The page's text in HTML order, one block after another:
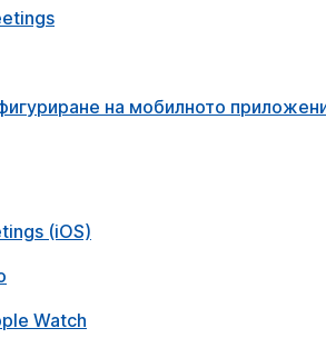
на мобилното
(iOS)
Watch